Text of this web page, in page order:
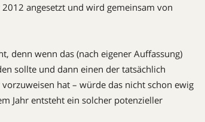
angesetzt und wird gemeinsam von
denn wenn das (nach eigener Auffassung)
sollte und dann einen der tatsächlich
hat – würde das nicht schon ewig
Jahr entsteht ein solcher potenzieller